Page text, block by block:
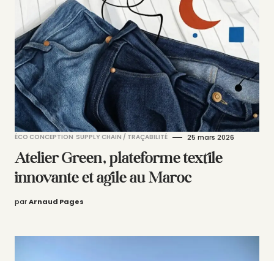
ÉCO CONCEPTION SUPPLY CHAIN / TRAÇABILITÉ 25 mars 2026
Atelier Green, plateforme textile
innovante et agile au Maroc
parArnaud Pages